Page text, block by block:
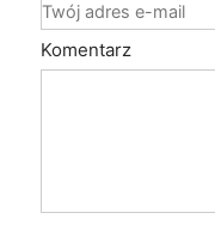
Komentarz